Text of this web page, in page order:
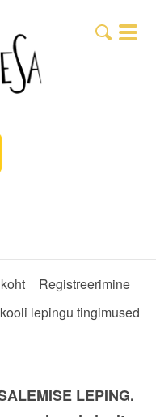
Registreerimine
lepingu tingimused
LEPING.